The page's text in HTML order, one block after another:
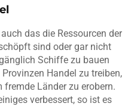
das die Ressourcen der
sind oder gar nicht
Schiffe zu bauen
Handel zu treiben,
Länder zu erobern.
verbessert, so ist es